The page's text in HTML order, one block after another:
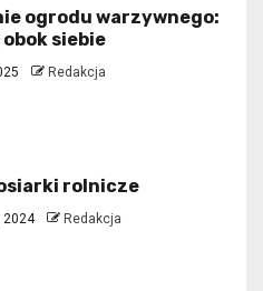
ogrodu warzywnego:
siebie
Redakcja
rolnicze
2024 Redakcja